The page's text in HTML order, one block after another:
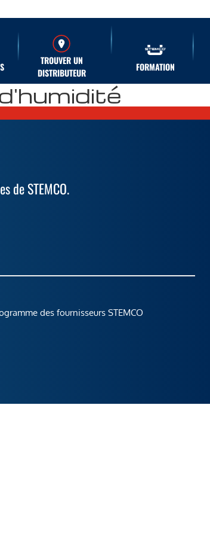
TROUVER UN
DISTRIBUTEUR
FORMATION
de STEMCO.
des fournisseurs STEMCO